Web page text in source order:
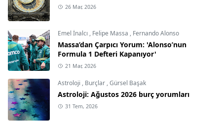
26 Mar, 2026
Emel İnalcı , Felipe Massa , Fernando Alonso
Massa’dan Çarpıcı Yorum: 'Alonso’nun
Formula 1 Defteri Kapanıyor'
21 Mar, 2026
Astroloji , Burçlar ,Gürsel Başak
Astroloji: Ağustos 2026 burç yorumları
31 Tem, 2026